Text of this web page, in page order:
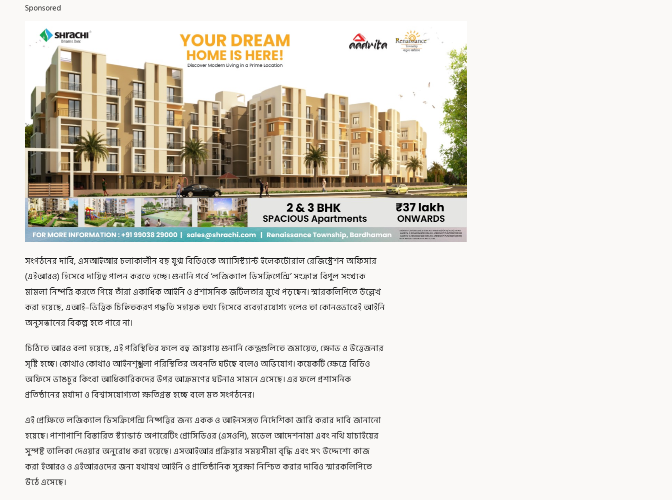
Sponsored
সংগঠনের দাবি, এসআইআর চলাকালীন বহু যুগ্ম বিডিওকে অ্যাসিস্ট্যান্ট ইলেকটোরাল রেজিস্ট্রেশন অফিসার
(এইআরও) হিসেবে দায়িত্ব পালন করতে হচ্ছে। শুনানি পর্বে ‘লজিক্যাল ডিসক্রিপেন্সি’ সংক্রান্ত বিপুল সংখ্যক
মামলা নিষ্পত্তি করতে গিয়ে তাঁরা একাধিক আইনি ও প্রশাসনিক জটিলতার মুখে পড়ছেন। স্মারকলিপিতে উল্লেখ
করা হয়েছে, এআই–ভিত্তিক চিহ্নিতকরণ পদ্ধতি সহায়ক তথ্য হিসেবে ব্যবহারযোগ্য হলেও তা কোনওভাবেই আইনি
অনুসন্ধানের বিকল্প হতে পারে না।
চিঠিতে আরও বলা হয়েছে, এই পরিস্থিতির ফলে বহু জায়গায় শুনানি কেন্দ্রগুলিতে জমায়েত, ক্ষোভ ও উত্তেজনার
সৃষ্টি হচ্ছে। কোথাও কোথাও আইনশৃঙ্খলা পরিস্থিতির অবনতি ঘটছে বলেও অভিযোগ। কয়েকটি ক্ষেত্রে বিডিও
অফিসে ভাঙচুর কিংবা আধিকারিকদের উপর আক্রমণের ঘটনাও সামনে এসেছে। এর ফলে প্রশাসনিক
প্রতিষ্ঠানের মর্যাদা ও বিশ্বাসযোগ্যতা ক্ষতিগ্রস্ত হচ্ছে বলে মত সংগঠনের।
এই প্রেক্ষিতে লজিক্যাল ডিসক্রিপেন্সি নিষ্পত্তির জন্য একক ও আইনসঙ্গত নির্দেশিকা জারি করার দাবি জানানো
হয়েছে। পাশাপাশি বিস্তারিত স্ট্যান্ডার্ড অপারেটিং প্রোসিডিওর (এসওপি), মডেল আদেশনামা এবং নথি যাচাইয়ের
সুস্পষ্ট তালিকা দেওয়ার অনুরোধ করা হয়েছে। এসআইআর প্রক্রিয়ার সময়সীমা বৃদ্ধি এবং সৎ উদ্দেশ্যে কাজ
করা ইআরও ও এইআরওদের জন্য যথাযথ আইনি ও প্রাতিষ্ঠানিক সুরক্ষা নিশ্চিত করার দাবিও স্মারকলিপিতে
উঠে এসেছে।